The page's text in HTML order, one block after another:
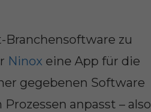
zu
Ninox eine App für die
gegebenen Software
anpasst – also